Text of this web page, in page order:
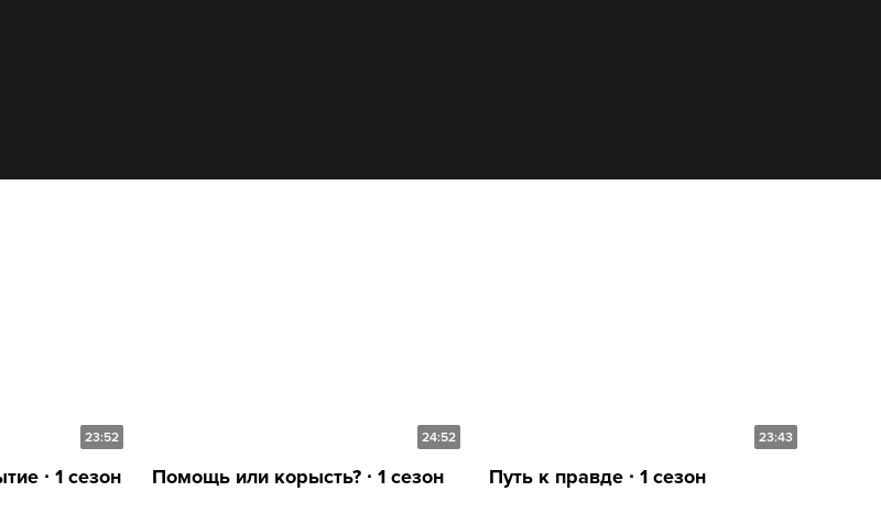
23:52
∙ 1 сезон
24:52
Помощь или корысть? ∙ 1 сезон
23:43
Путь к правде ∙ 1 сезон